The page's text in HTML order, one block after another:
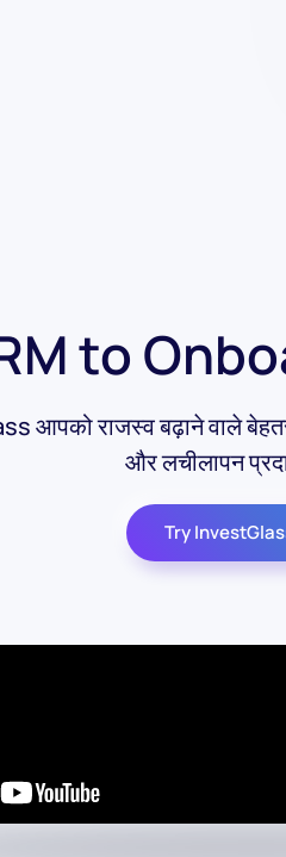
to
आपको राजस्व बढ़ाने वाले
और लचीलापन
Try